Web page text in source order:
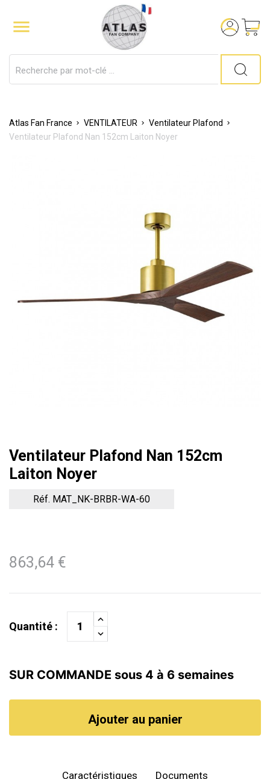

Atlas Fan France VENTILATEUR
Ventilateur Plafond
Ventilateur Plafond Nan 152cm Laiton Noyer
Ventilateur Plafond Nan 152cm
Laiton Noyer
Réf. MAT_NK-BRBR-WA-60
863,64 €
Quantité :
SUR COMMANDE sous 4 à 6 semaines
Ajouter au panier
Caractéristiques Documents